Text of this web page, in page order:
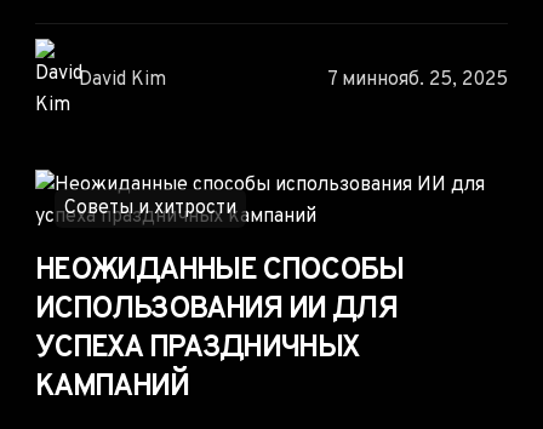
David Kim 7 миннояб. 25, 2025
Советы и хитрости
НЕОЖИДАННЫЕ СПОСОБЫ
ИСПОЛЬЗОВАНИЯ ИИ ДЛЯ
УСПЕХА ПРАЗДНИЧНЫХ
КАМПАНИЙ